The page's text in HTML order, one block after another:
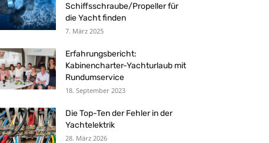
Schiffsschraube/Propeller für
die Yacht finden
7. März 2025
Erfahrungsbericht:
Kabinencharter-Yachturlaub mit
Rundumservice
18. September 2023
Die Top-Ten der Fehler in der
Yachtelektrik
28. März 2026